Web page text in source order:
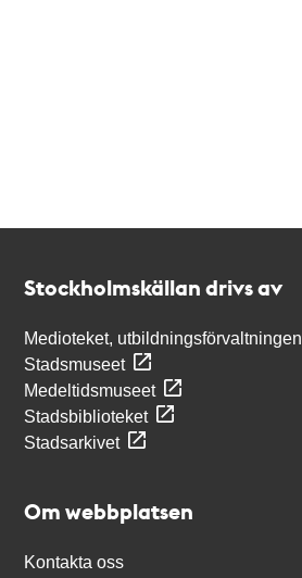
Stockholmskällan drivs av
Medioteket, utbildningsförvaltningen
Stadsmuseet
Medeltidsmuseet
Stadsbiblioteket
Stadsarkivet
Om webbplatsen
Kontakta oss